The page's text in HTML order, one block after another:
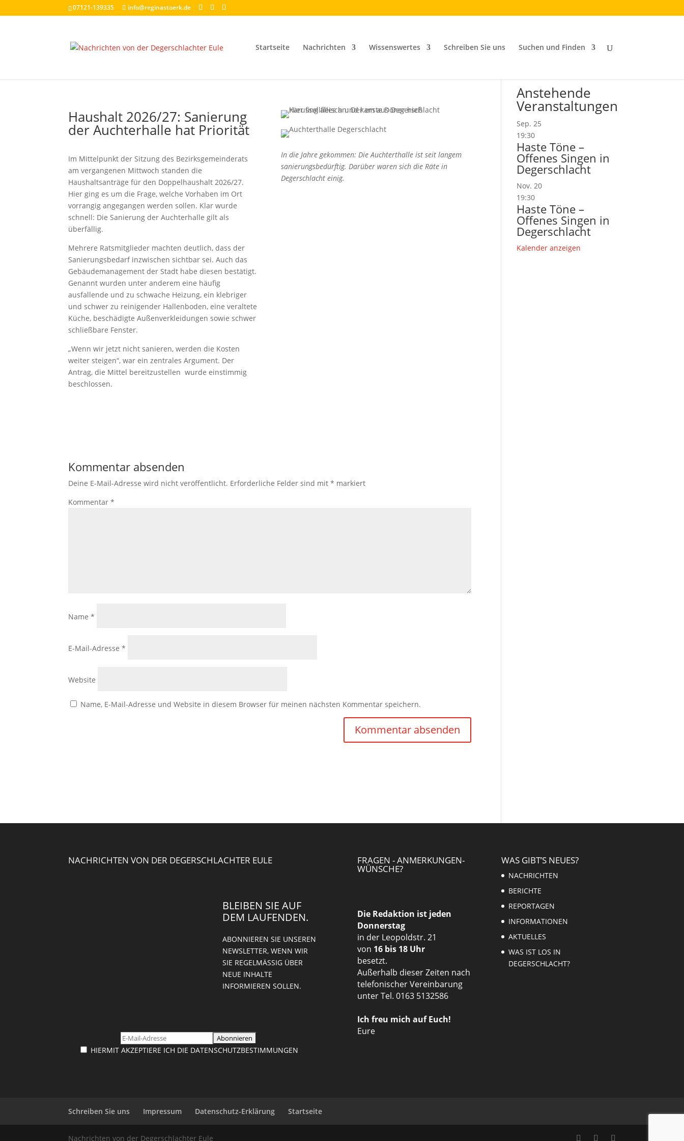
07121-139335 info@reginastoerk.de
Startseite Nachrichten Wissenswertes Schreiben Sie uns Suchen und Finden
Haushalt 2026/27: Sanierung
der Auchterhalle hat Priorität
Im Mittelpunkt der Sitzung des Bezirksgemeinderats
am vergangenen Mittwoch standen die
Haushaltsanträge für den Doppelhaushalt 2026/27.
Hier ging es um die Frage, welche Vorhaben im Ort
vorrangig angegangen werden sollen. Klar wurde
schnell: Die Sanierung derAuchterhalle gilt als
überfällig.
Mehrere Ratsmitglieder machten deutlich, dass der
Sanierungsbedarf inzwischen sichtbar sei. Auch das
Gebäudemanagement der Stadt habe diesen bestätigt.
Genannt wurden unter anderem eine häufig
ausfallende und zu schwache Heizung, ein klebriger
und schwer zu reinigender Hallenboden, eine veraltete
Küche, beschädigte Außenverkleidungen sowie schwer
schließbare Fenster.
„Wenn wir jetzt nicht sanieren, werden die Kosten
weiter steigen“, war ein zentrales Argument. Der
Antrag, die Mittel bereitzustellen wurde einstimmig
beschlossen.
In die Jahre gekommen: Die Auchterthalle ist seit langem
sanierungsbedürftig. Darüber waren sich die Räte in
Degerschlacht einig.
Kommentar absenden
Deine E-Mail-Adresse wird nicht veröffentlicht. Erforderliche Felder sind mit* markiert
Kommentar*
Name*
E-Mail-Adresse*
Website
Name, E-Mail-Adresse und Website in diesem Browser für meinen nächsten Kommentar speichern.
Anstehende
Veranstaltungen
Sep.25
19:30
Haste Töne –
Offenes Singen in
Degerschlacht
Nov.20
19:30
Haste Töne –
Offenes Singen in
Degerschlacht
Kalender anzeigen
NACHRICHTEN VON DER DEGERSCHLACHTER EULE
BLEIBEN SIE AUF
DEM LAUFENDEN.
ABONNIEREN SIE UNSEREN
NEWSLETTER, WENN WIR
SIE REGELMÄSSIG ÜBER N
EUE INHALTE I
NFORMIEREN SOLLEN.
HIERMIT AKZEPTIERE ICH DIE DATENSCHUTZBESTIMMUNGEN
FRAGEN - ANMERKUNGEN-
WÜNSCHE?
Die Redaktion ist jeden
Donnerstag
in der Leopoldstr. 21
von 16 bis 18 Uhr
besetzt.
Außerhalb dieser Zeiten nach
telefonischer Vereinbarung
unter Tel. 0163 5132586
Ich freu mich auf Euch!
Eure
WAS GIBT’S NEUES?
NACHRICHTEN
BERICHTE
REPORTAGEN
INFORMATIONEN
AKTUELLES
WAS IST LOS IN
DEGERSCHLACHT?
Schreiben Sie uns Impressum Datenschutz-Erklärung Startseite
Nachrichten von der Degerschlachter Eule